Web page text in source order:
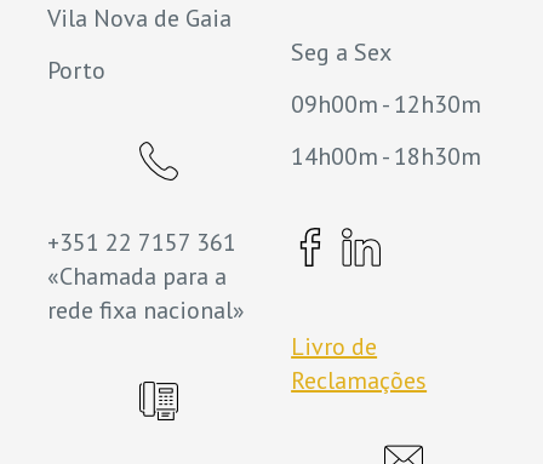
Vila Nova de Gaia
Porto
+351 22 7157 361
«Chamada para a
rede fixa nacional»
Seg a Sex
09h00m - 12h30m
14h00m - 18h30m
Livro de
Reclamações